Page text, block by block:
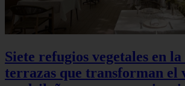
Siete refugios vegetales en
terrazas que transforman el